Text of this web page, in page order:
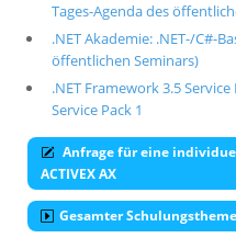
Tages-Agenda des
.NET Akademie: .NET-/C#-
öffentlichen Seminars)
.NET Framework 3.5
Service Pack 1
Anfrage für eine
ACTIVEX AX
Gesamter